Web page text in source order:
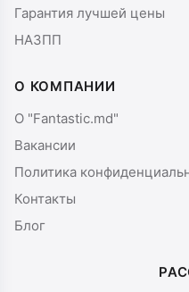
Гарантия лучшей цены
НАЗПП
О КОМПАНИИ
О "Fantastic.md"
Вакансии
Политика
Контакты
Блог